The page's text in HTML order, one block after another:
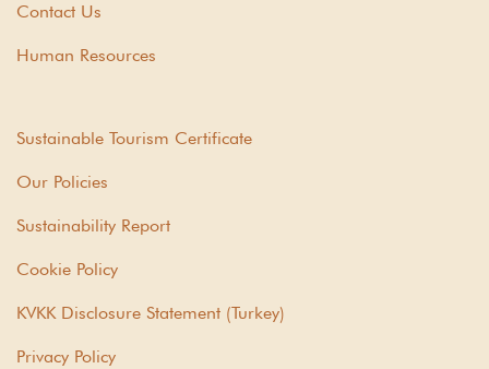
Contact Us
Human Resources
Sustainable Tourism Certificate
Our Policies
Sustainability Report
Cookie Policy
KVKK Disclosure Statement (Turkey)
Privacy Policy